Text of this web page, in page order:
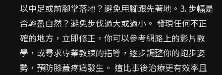
以中足或前腳掌落地？避免用腳跟先著地。3. 步幅是
否輕盈自然？避免步伐過大或過小。 發現任何不正
確的地方，立即修正。你可以參考網路上的影片教
學，或尋求專業教練的指導，逐步調整你的跑步姿
勢，預防膝蓋疼痛發生。 這比事後治療更有效率且